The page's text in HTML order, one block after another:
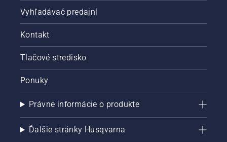
Vyhľadávač predajní
Kontakt
Tlačové stredisko
Ponuky
Právne informácie o produkte
Ďalšie stránky Husqvarna